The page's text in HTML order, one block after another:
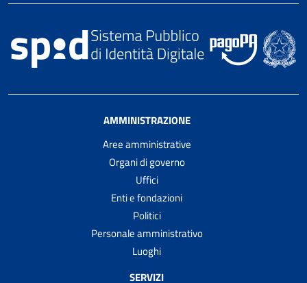
AMMINISTRAZIONE
Aree amministrative
Organi di governo
Uffici
Enti e fondazioni
Politici
Personale amministrativo
Luoghi
SERVIZI